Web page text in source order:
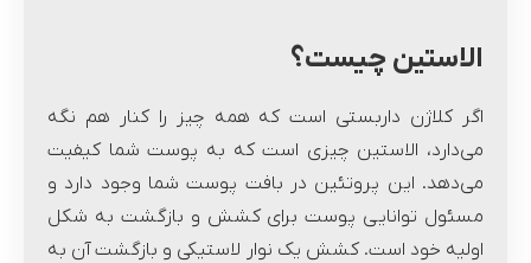
الاستین چیست؟
اگر کلاژن داربستی است که همه چیز را کنار هم نگه
می‌دارد، الاستین چیزی است که به پوست شما کیفیت
می‌دهد. این پروتئین در بافت پوست شما وجود دارد و
مسئول توانایی پوست برای کشش و بازگشت به شکل
اولیه خود است. کشش یک نوار لاستیکی و بازگشت آن به